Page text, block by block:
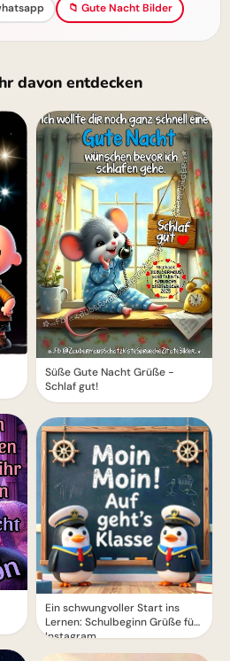
📁 Gute Nacht Bilder
davon entdecken
Süße Gute Nacht Grüße -
Schlaf gut!
Ein schwungvoller Start ins
Lernen: Schulbeginn Grüße für
Instagram